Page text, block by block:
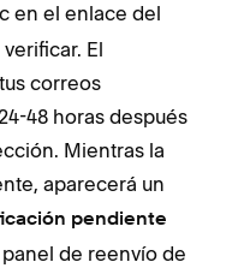
en el enlace del
El
correos
48 horas después
Mientras la
aparecerá un
pendiente
de reenvío de